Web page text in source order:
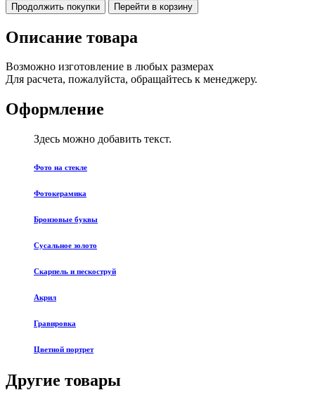
Продолжить покупки Перейти в корзину
Описание товара
Возможно изготовление в любых размерах
Для расчета, пожалуйста, обращайтесь к менеджеру.
Оформление
Здесь можно добавить текст.
Фото на стекле
Фотокерамика
Бронзовые буквы
Сусальное золото
Скарпель и пескоструй
Акрил
Гравировка
Цветной портрет
Другие товары